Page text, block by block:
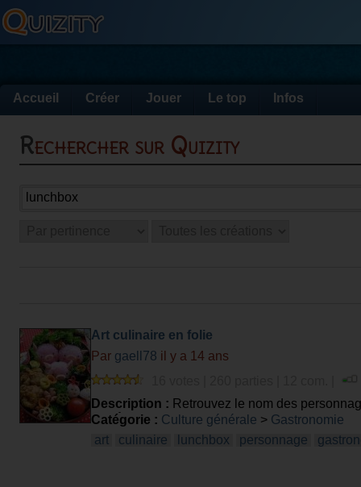
Accueil Créer Jouer Le top Infos
Rechercher sur Quizity
Art culinaire en folie
Par gaell78 il y a 14 ans
Description : Retrouvez le nom des
bentô. Pour le plaisir des yeux ...
Catégorie : Culture générale > Gastronomie
art
culinaire lunchbox personnage